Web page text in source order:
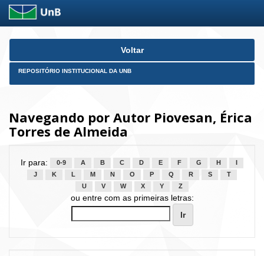
Skip
Voltar
REPOSITÓRIO INSTITUCIONAL DA UNB
Navegando por Autor Piovesan, Érica
Torres de Almeida
Ir para: 0-9 A B C D E F G H
J
K L M N O P Q R S
T
U
V W X Y Z
ou entre com as primeiras letras: